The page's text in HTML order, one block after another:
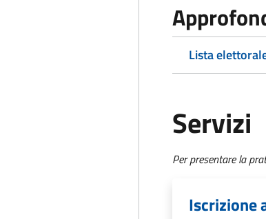
Lista
Servizi
Per presentare la
Iscrizione